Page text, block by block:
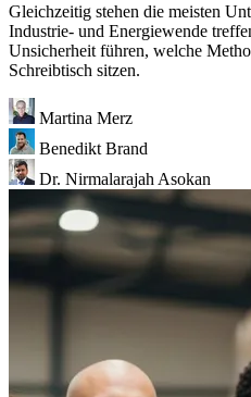
Gleichzeitig stehen die meisten
Industrie- und Energiewende
Unsicherheit führen, welche
Schreibtisch sitzen.
Martina Merz
Benedikt Brand
Dr. Nirmalarajah Asokan